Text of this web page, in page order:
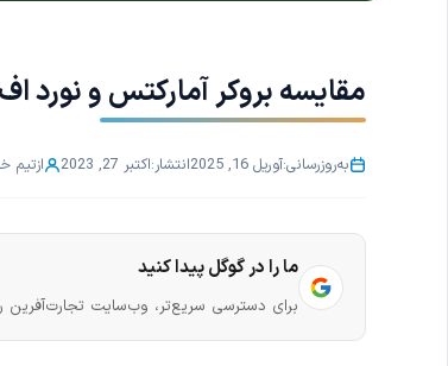
مقایسه بروکر آمارکتس و نورد
به‌روزرسانی:آوریل 16, 2025 انتشار:اکتبر 27, 2023 ازتیم
ما را در گوگل پیدا کنید
برای دسترسی سریع‌تر، وب‌سایت تجارت‌آفرین